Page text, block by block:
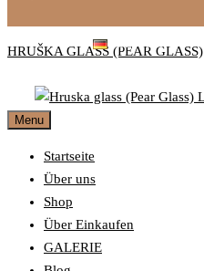
HRUŠKA GLASS (PEAR GLASS)
Menu
Startseite
Über uns
Shop
Über Einkaufen
GALERIE